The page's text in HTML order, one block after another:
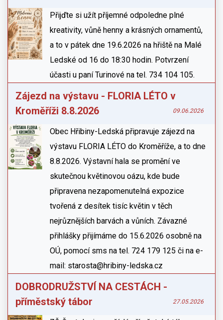
Přijďte si užít příjemné odpoledne plné
kreativity, vůně henny a krásných ornamentů,
a to v pátek dne 19.6.2026 na hřiště na Malé
Ledské od 16 do 18:30 hodin. Potvrzení
účasti u paní Turinové na tel. 734 104 105.
Zájezd na výstavu - FLORIA LÉTO v
Kroměříži 8.8.2026
09.06.2026
Obec Hřibiny-Ledská připravuje zájezd na
výstavu FLORIA LÉTO do Kroměříže, a to dne
8.8.2026. Výstavní hala se promění ve
skutečnou květinovou oázu, kde bude
připravena nezapomenutelná expozice
tvořená z desítek tisíc květin v těch
nejrůznějších barvách a vůních. Závazné
přihlášky přijímáme do 15.6.2026 osobně na
OÚ, pomocí sms na tel. 724 179 125 či na e-
mail: starosta@hribiny-ledska.cz
DOBRODRUŽSTVÍ NA CESTÁCH -
příměstský tábor
27.05.2026